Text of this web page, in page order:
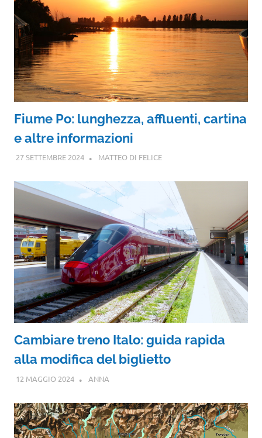
Fiume Po: lunghezza, affluenti, cartina
e altre informazioni
27 SETTEMBRE 2024 MATTEO DI FELICE
Cambiare treno Italo: guida rapida
alla modifica del biglietto
12 MAGGIO 2024 ANNA